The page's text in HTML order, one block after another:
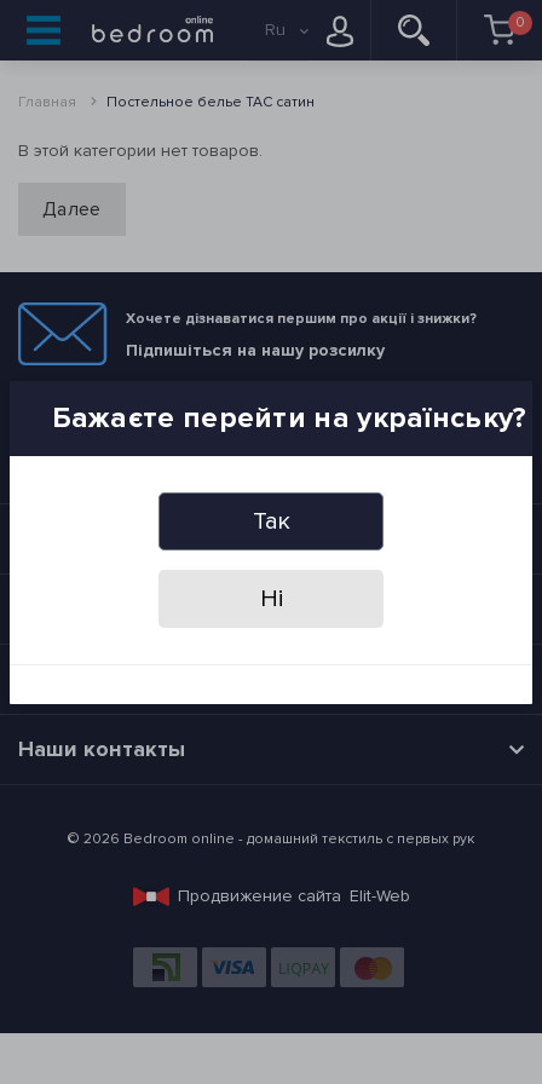
Ru 0
Главная Постельное белье TAC сатин
В этой категории нет товаров.
Далее
Хочете дізнаватися першим про акції і знижки?
Підпишіться на нашу розсилку
ПІДПИСАТИСЯ
Наши контакты
© 2026 Bedroom online - домашний текстиль с первых рук
Продвижение сайта Elit-Web
Бажаєте перейти на українську?
Так
Ні